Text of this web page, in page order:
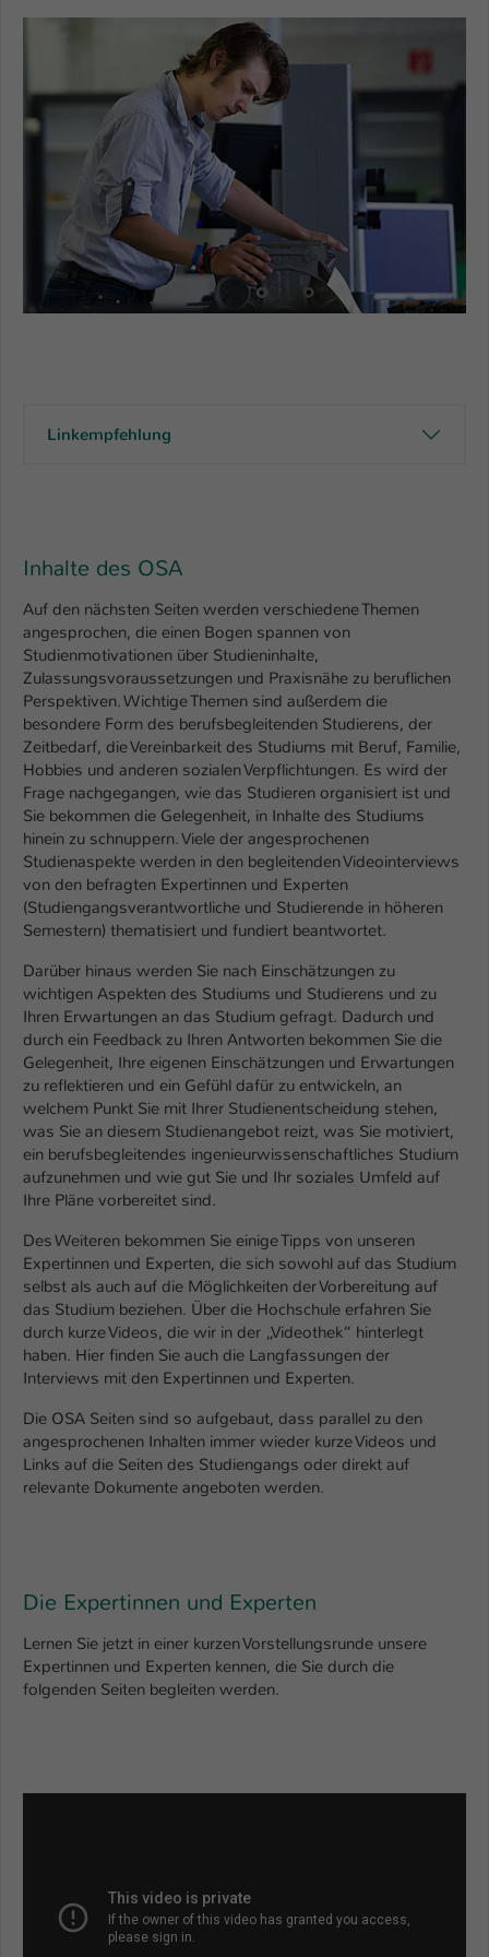
Linkempfehlung
Inhalte des OSA
Auf den nächsten Seiten werden verschiedene Themen
angesprochen, die einen Bogen spannen von
Studienmotivationen über Studieninhalte,
Zulassungsvoraussetzungen und Praxisnähe zu beruflichen
Perspektiven. Wichtige Themen sind außerdem die
besondere Form des berufsbegleitenden Studierens, der
Zeitbedarf, die Vereinbarkeit des Studiums mit Beruf, Familie,
Hobbies und anderen sozialen Verpflichtungen. Es wird der
Frage nachgegangen, wie das Studieren organisiert ist und
Sie bekommen die Gelegenheit, in Inhalte des Studiums
hinein zu schnuppern. Viele der angesprochenen
Studienaspekte werden in den begleitenden Videointerviews
von den befragten Expertinnen und Experten
(Studiengangsverantwortliche und Studierende in höheren
Semestern) thematisiert und fundiert beantwortet.
Darüber hinaus werden Sie nach Einschätzungen zu
wichtigen Aspekten des Studiums und Studierens und zu
Ihren Erwartungen an das Studium gefragt. Dadurch und
durch ein Feedback zu Ihren Antworten bekommen Sie die
Gelegenheit, Ihre eigenen Einschätzungen und Erwartungen
zu reflektieren und ein Gefühl dafür zu entwickeln, an
welchem Punkt Sie mit Ihrer Studienentscheidung stehen,
was Sie an diesem Studienangebot reizt, was Sie motiviert,
ein berufsbegleitendes ingenieurwissenschaftliches Studium
aufzunehmen und wie gut Sie und Ihr soziales Umfeld auf
Ihre Pläne vorbereitet sind.
Des Weiteren bekommen Sie einige Tipps von unseren
Expertinnen und Experten, die sich sowohl auf das Studium
selbst als auch auf die Möglichkeiten der Vorbereitung auf
das Studium beziehen. Über die Hochschule erfahren Sie
durch kurze Videos, die wir in der „Videothek“ hinterlegt
haben. Hier finden Sie auch die Langfassungen der
Interviews mit den Expertinnen und Experten.
Die OSA Seiten sind so aufgebaut, dass parallel zu den
angesprochenen Inhalten immer wieder kurze Videos und
Links auf die Seiten des Studiengangs oder direkt auf
relevante Dokumente angeboten werden.
Die Expertinnen und Experten
Lernen Sie jetzt in einer kurzen Vorstellungsrunde unsere
Expertinnen und Experten kennen, die Sie durch die
folgenden Seiten begleiten werden.
generierte ID, für die historische
Speicherung Ihrer vorgenommen
Einstellungen, falls der Webseiten-
Betreiber dies eingestellt hat.
fe_typo_user / PHPSESSID
Anbieter TYPO3
Laufzeit 1 Woche
Dieses Cookie ist ein Standard-Session-
Zugang zu geschützten Bereichen
Anbieter TYPO3
Laufzeit 1 Tag
Zweck
Dieser Cookie teilt der Webseite mit, ob
ein Besucher im Typo3-Backend
angemeldet ist und Rechte besitzt diese
zu verwalten.